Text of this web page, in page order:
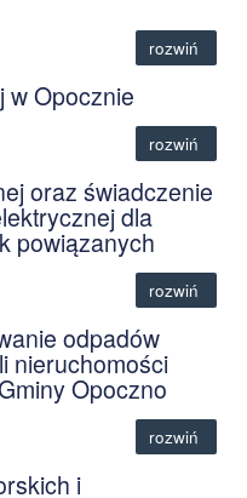
rozwiń
w Opocznie
rozwiń
oraz świadczenie
dla
powiązanych
rozwiń
odpadów
nieruchomości
Opoczno
rozwiń
i